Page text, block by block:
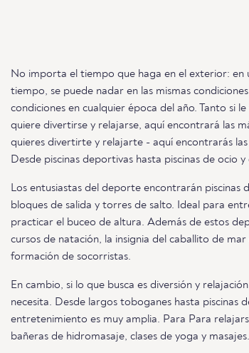
No importa el tiempo que haga en el exterior:
tiempo, se puede nadar en las mismas
condiciones en cualquier época del año. Tanto si
quiere divertirse y relajarse, aquí encontrará las
quieres divertirte y relajarte - aquí encontrarás las
Desde piscinas deportivas hasta piscinas de ocio
Los entusiastas del deporte encontrarán piscinas
bloques de salida y torres de salto. Ideal para
practicar el buceo de altura. Además de estos
cursos de natación, la insignia del caballito de
formación de socorristas.
En cambio, si lo que busca es diversión y
necesita. Desde largos toboganes hasta piscinas
entretenimiento es muy amplia. Para Para
bañeras de hidromasaje, clases de yoga y masajes.